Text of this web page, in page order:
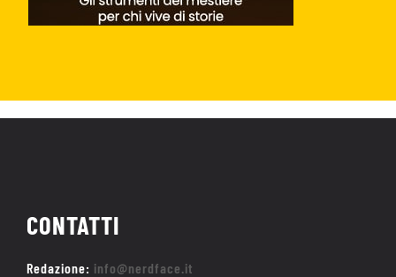
CONTATTI
Redazione: info@nerdface.it